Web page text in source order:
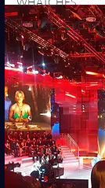
AMORE / EVENTS